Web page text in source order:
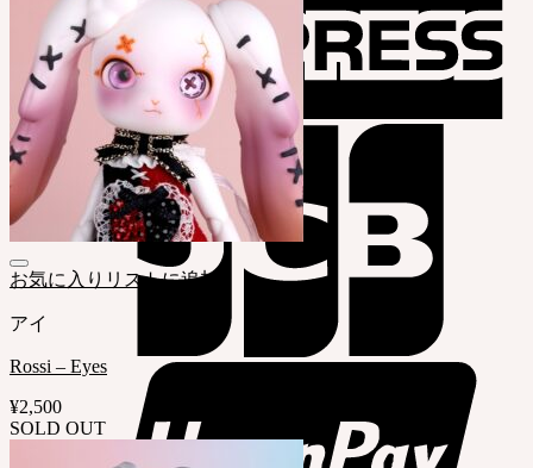
お気に入りリストに追加
アイ
Rossi – Eyes
¥2,500
SOLD OUT